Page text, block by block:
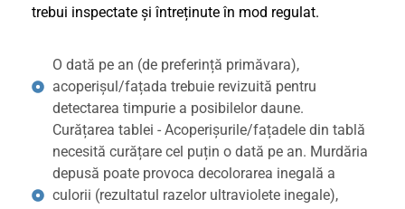
trebui inspectate și întreținute în mod regulat.
O dată pe an (de preferință primăvara),
acoperișul/fațada trebuie revizuită pentru
detectarea timpurie a posibilelor daune.
Curățarea tablei - Acoperișurile/fațadele din tablă
necesită curățare cel puțin o dată pe an. Murdăria
depusă poate provoca decolorarea inegală a
culorii (rezultatul razelor ultraviolete inegale),